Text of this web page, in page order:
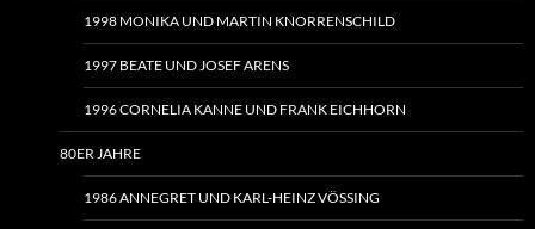
1998 MONIKA UND MARTIN KNORRENSCHILD
1997 BEATE UND JOSEF ARENS
1996 CORNELIA KANNE UND FRANK EICHHORN
80ER JAHRE
1986 ANNEGRET UND KARL-HEINZ VÖSSING